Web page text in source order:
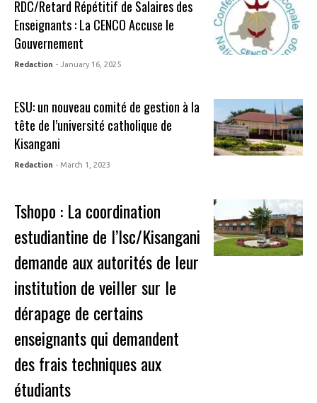
RDC/Retard Répétitif de Salaires des
Enseignants : La CENCO Accuse le
Gouvernement
Redaction - January 16, 2025
ESU: un nouveau comité de gestion à la
tête de l’université catholique de
Kisangani
Redaction - March 1, 2023
Tshopo : La coordination
estudiantine de l’Isc/Kisangani
demande aux autorités de leur
institution de veiller sur le
dérapage de certains
enseignants qui demandent
des frais techniques aux
étudiants